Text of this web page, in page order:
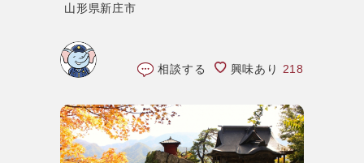
山形県新庄市
相談する 興味あり 218